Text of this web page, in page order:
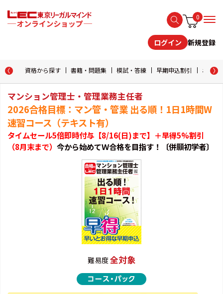
0
ログイン 新規登録
資格から探す 書籍・問題集 模試・答練 早期申込割引 おため
マンション管理士・管理業務主任者
2026合格目標：マン管・管業 出る順！1日1時間W
速習コース（テキスト有）
タイムセール5倍即時付与【8/16(日)まで】＋早得5%割引
（8月末まで） 今から始めてＷ合格を目指す！〔併願初学者〕
難易度全対象